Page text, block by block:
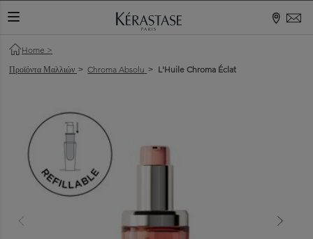
ΕΝΑΛΛΑΓΉ ΠΕΡΙΉΓΗΣΗΣ
Home >
Προϊόντα Μαλλιών > Chroma Absolu > L'Huile Chroma Éclat